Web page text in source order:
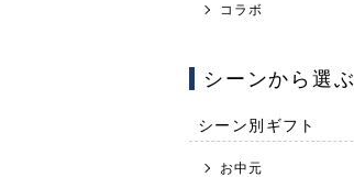
コラボ
シーンから選ぶ
シーン別ギフト
お中元